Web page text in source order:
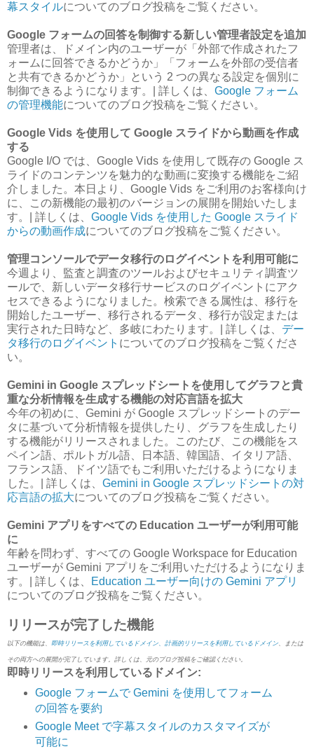
幕スタイルについてのブログ投稿をご覧ください。
Google フォームの回答を制御する新しい管理者設定を追加
管理者は、ドメイン内のユーザーが「外部で作成されたフ
ォームに回答できるかどうか」「フォームを外部の受信者
と共有できるかどうか」という 2 つの異なる設定を個別に
制御できるようになります。| 詳しくは、 Google フォーム
の管理機能についてのブログ投稿をご覧ください。
Google Vids を使用して Google スライドから動画を作成
する
Google I/O では、Google Vids を使用して既存の Google ス
ライドのコンテンツを魅力的な動画に変換する機能をご紹
介しました。本日より、Google Vids をご利用のお客様向け
に、この新機能の最初のバージョンの展開を開始いたしま
す。| 詳しくは、 Google Vids を使用した Google スライド
からの動画作成についてのブログ投稿をご覧ください。
管理コンソールでデータ移行のログイベントを利用可能に
今週より、監査と調査のツールおよびセキュリティ調査ツ
ールで、新しいデータ移行サービスのログイベントにアク
セスできるようになりました。検索できる属性は、移行を
開始したユーザー、移行されるデータ、移行が設定または
実行された日時など、多岐にわたります。| 詳しくは、 デー
タ移行のログイベント についてのブログ投稿をご覧くださ
い。
Gemini in Google スプレッドシートを使用してグラフと貴
重な分析情報を生成する機能の対応言語を拡大
今年の初めに、Gemini が Google スプレッドシートのデー
タに基づいて分析情報を提供したり、グラフを生成したり
する機能がリリースされました。このたび、この機能をス
ペイン語、ポルトガル語、日本語、韓国語、イタリア語、
フランス語、ドイツ語でもご利用いただけるようになりま
した。| 詳しくは、 Gemini in Google スプレッドシートの対
応言語の拡大についてのブログ投稿をご覧ください。
Gemini アプリをすべての Education ユーザーが利用可能
に
年齢を問わず、すべての Google Workspace for Education
ユーザーが Gemini アプリをご利用いただけるようになりま
す。| 詳しくは、
Education ユーザー向けの Gemini アプリ
についてのブログ投稿をご覧ください。
リリースが完了した機能
以下の機能は、 即時リリースを利用しているドメイン、計画的リリースを利用しているドメイン、または
その両方への展開が完了しています。詳しくは、元のブログ投稿をご確認ください。
即時リリースを利用しているドメイン:
Google フォームで Gemini を使用してフォーム
の回答を要約
Google Meet で字幕スタイルのカスタマイズが
可能に